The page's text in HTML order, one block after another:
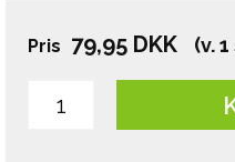
Pris 79,95 DKK (v.